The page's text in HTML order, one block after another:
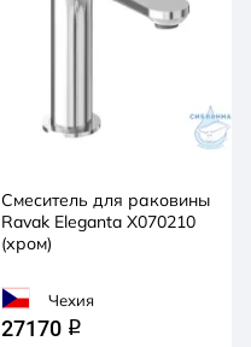
Смеситель для раковины
Ravak Eleganta X070210
(хром)
Чехия
27170 q